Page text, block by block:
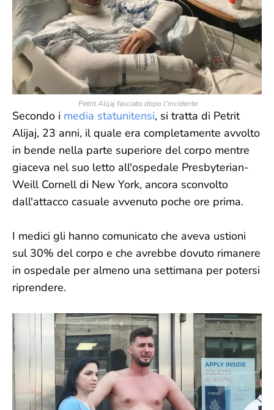
Petrit Alijaj fasciato dopo l'incidente
Secondo i media statunitensi, si tratta di Petrit
Alijaj, 23 anni, il quale era completamente avvolto
in bende nella parte superiore del corpo mentre
giaceva nel suo letto all'ospedale Presbyterian-
Weill Cornell di New York, ancora sconvolto
dall'attacco casuale avvenuto poche ore prima.
I medici gli hanno comunicato che aveva ustioni
sul 30% del corpo e che avrebbe dovuto rimanere
in ospedale per almeno una settimana per potersi
riprendere.